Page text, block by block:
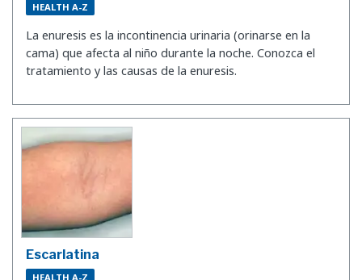
HEALTH A-Z
La enuresis es la incontinencia urinaria (orinarse en la
cama) que afecta al niño durante la noche. Conozca el
tratamiento y las causas de la enuresis.
Escarlatina
HEALTH A-Z